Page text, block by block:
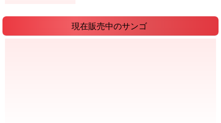
現在販売中のサンゴ